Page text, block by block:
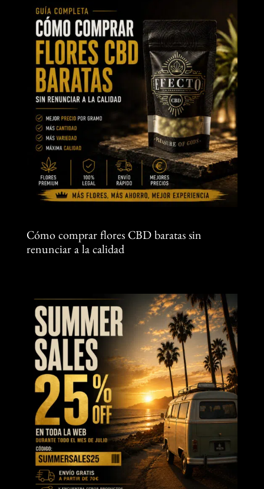
Cómo comprar flores CBD baratas sin
renunciar a la calidad